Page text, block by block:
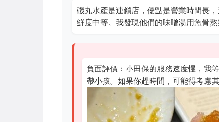
磯丸水產是連鎖店，優點是營業時間長
鮮度中等。我發現他們的味噌湯用魚骨
負面評價：小田保的服務速度慢，我
帶小孩。如果你趕時間，可能得考慮